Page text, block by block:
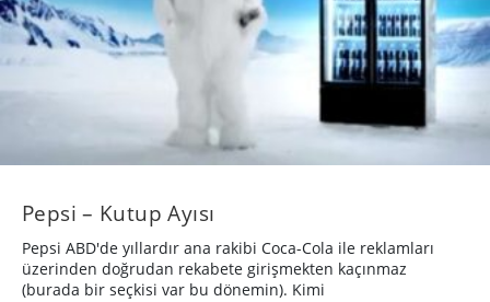
Pepsi – Kutup Ayısı
Pepsi ABD'de yıllardır ana rakibi Coca-Cola ile reklamları
üzerinden doğrudan rekabete girişmekten kaçınmaz
(burada bir seçkisi var bu dönemin). Kimi